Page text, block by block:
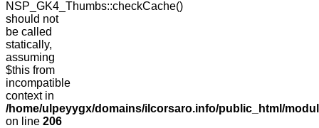
NSP_GK4_Thumbs::checkCache()
should not
be called
statically,
assuming
$this from
incompatible
context in
/home/ulpeyygx/domains/ilcorsaro.info/public_html/
on line 206